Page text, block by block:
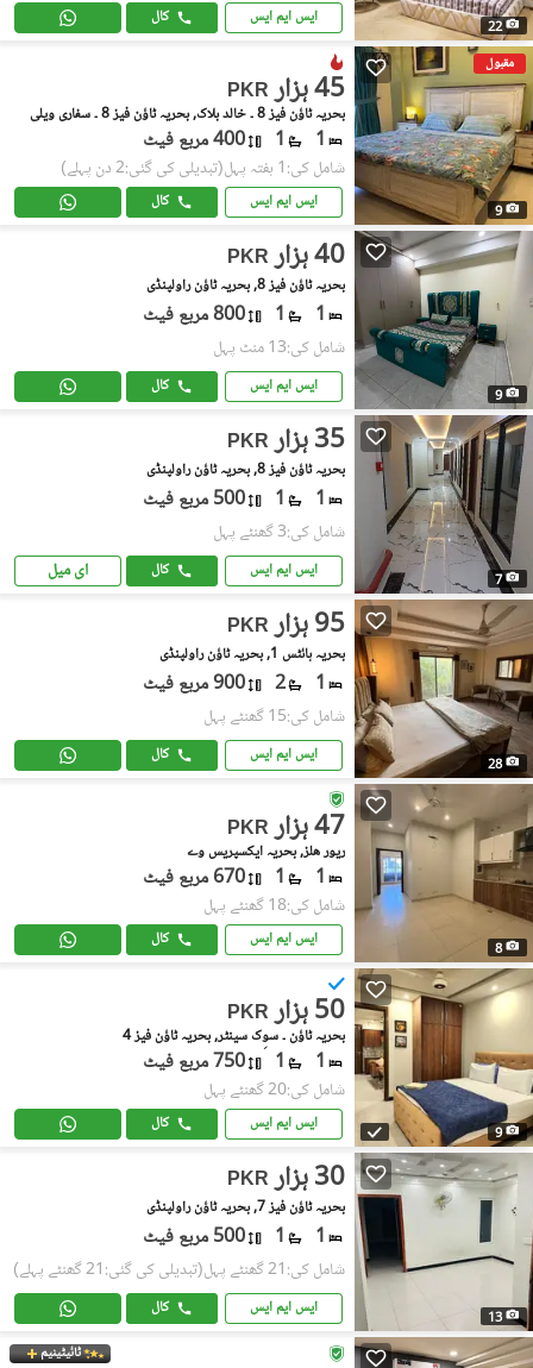
22 ایس ایم ایس کال
مقبول
9
PKR 45 ہزار
بحریہ ٹاؤن فیز 8 ۔ خالد بلاک, بحریہ ٹاؤن فیز 8 ۔ سفاری ویلی
1
1 400 مربع فیٹ
شامل کی:1 ہفتہ پہل (تبدیلی کی گئی:2 دن پہلے)
ایس ایم ایس کال
9
PKR 40 ہزار
بحریہ ٹاؤن فیز 8, بحریہ ٹاؤن راولپنڈی
1
1 800 مربع فیٹ
شامل کی:13 منٹ پہل
ایس ایم ایس کال
7
PKR 35 ہزار
بحریہ ٹاؤن فیز 8, بحریہ ٹاؤن راولپنڈی
1
1 500 مربع فیٹ
شامل کی:3 گھنٹے پہل
ایس ایم ایس کال ای میل
28
PKR 95 ہزار
بحریہ ہائٹس 1, بحریہ ٹاؤن راولپنڈی
1
2 900 مربع فیٹ
شامل کی:15 گھنٹے پہل
ایس ایم ایس کال
8
PKR 47 ہزار
ریور هلز, بحریہ ایکسپریس وے
1
1 670 مربع فیٹ
شامل کی:18 گھنٹے پہل
ایس ایم ایس کال
9
PKR 50 ہزار
بحریہ ٹاؤن ۔ سوِک سینٹر, بحریہ ٹاؤن فیز 4
1
1 750 مربع فیٹ
شامل کی:20 گھنٹے پہل
ایس ایم ایس کال
13
PKR 30 ہزار
بحریہ ٹاؤن فیز 7, بحریہ ٹاؤن راولپنڈی
1
1 500 مربع فیٹ
شامل کی:21 گھنٹے پہل (تبدیلی کی گئی:21 گھنٹے پہلے)
ایس ایم ایس کال
ٹائیٹینیم